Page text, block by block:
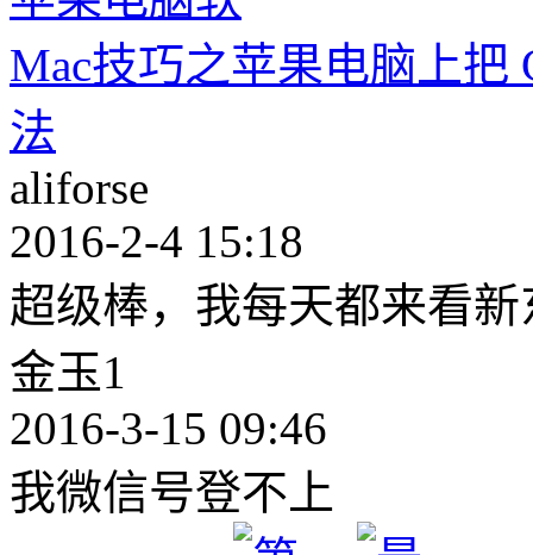
Mac技巧之苹果电脑上把
法
aliforse
2016-2-4 15:18
超级棒，我每天都来看
金玉1
2016-3-15 09:46
我微信号登不上